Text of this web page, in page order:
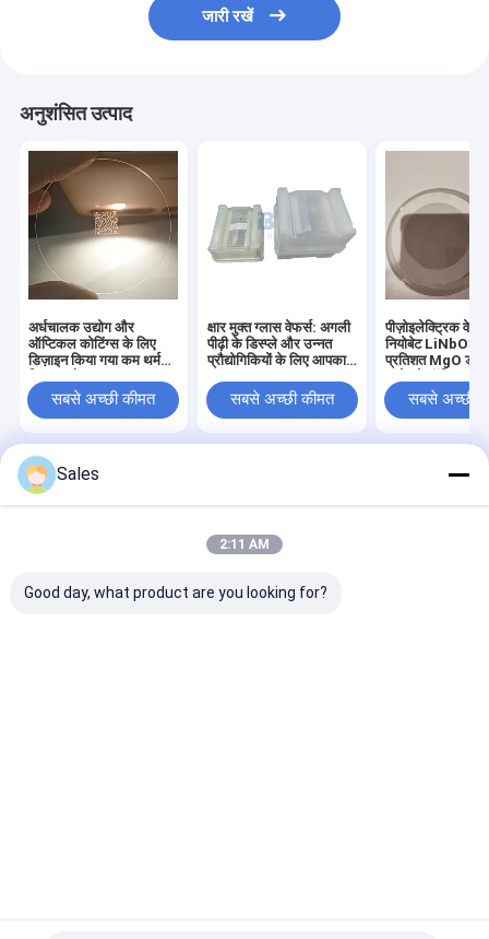
जारी रखें
अनुशंसित उत्पाद
अर्धचालक उद्योग और
ऑप्टिकल कोटिंग्स के लिए
डिज़ाइन किया गया कम थर्मल
टिकाऊ और सटीक फ्यूज्ड
सिलिका वेफर
सबसे अच्छी कीमत
क्षार मुक्त ग्लास वेफर्स: अगली
पीढ़ी के डिस्प्ले और उन्नत
प्रौद्योगिकियों के लिए आपका
सबसे अच्छी कीमत
पीज़ोइलेक्ट्रिक
नियोबेट LiNbO3
प्रतिशत MgO
और SAW फिल्टर
डिज़ाइन किए गए
सबसे अच्छी
साइटमैप
गोपनीयता नीति
चीन का कारखाना.Copyright © 2026 Hangzhou
Freqcontrol Electronic Technology Ltd.. All Rights Reserved.
Sales
2:11 AM
Good day, what product are you looking for?